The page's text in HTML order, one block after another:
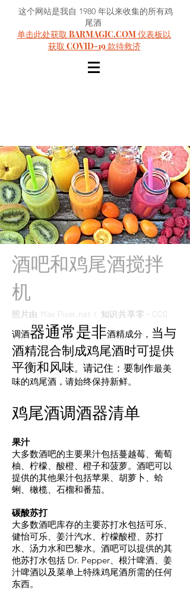
这个网站是我自 1980 年以来收集的所有鸡
尾酒
单击此处获取 BARMAGIC.COM 仪表板以
获取 COVID-19 款待救济
酒吧和鸡尾酒搅拌
机
照片由 Max Pixel.net / 知识共享零 - CC0
调酒器通常是非酒精成分， 当与
酒精混合制成鸡尾酒时可提供
平衡和风味。 请记住：要制作最美
味的鸡尾酒，请始终保持新鲜。
鸡尾酒调酒器清单
果汁
大多数酒吧的主要果汁包括蔓越莓、葡萄
柚、柠檬、酸橙、橙子和菠萝。酒吧可以
提供的其他果汁包括苹果、胡萝卜、蛤
蜊、橄榄、石榴和番茄。
碳酸苏打
大多数酒吧库存的主要苏打水包括可乐、
健怡可乐、姜汁汽水、柠檬酸橙、苏打
水、汤力水和巴黎水。酒吧可以提供的其
他苏打水包括 Dr. Pepper、根汁啤酒、姜
汁啤酒以及菜单上特殊鸡尾酒所需的任何
东西。